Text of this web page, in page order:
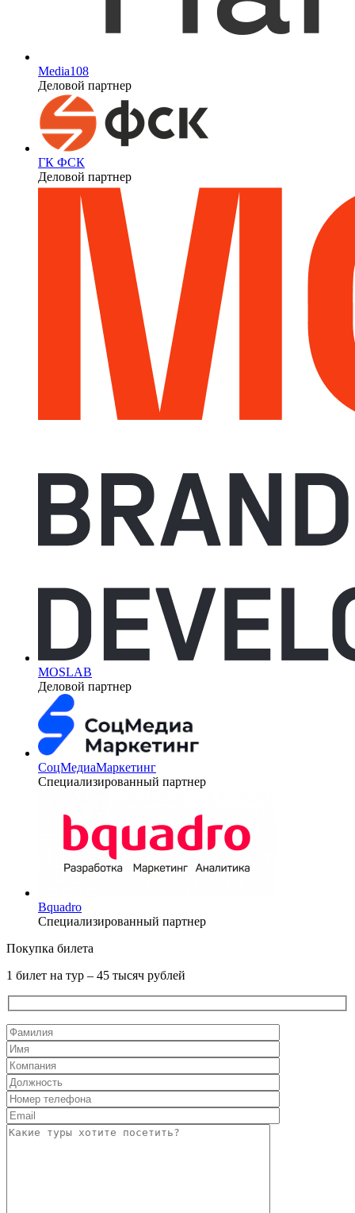
Media108
Деловой партнер
ГК ФСК
Деловой партнер
MOSLAB
Деловой партнер
СоцМедиаМаркетинг
Специализированный партнер
Bquadro
Специализированный партнер
Покупка билета
1 билет на тур – 45 тысяч рублей